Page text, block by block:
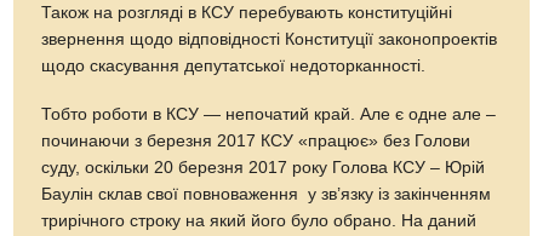
Також на розгляді в КСУ перебувають конституційні
звернення щодо відповідності Конституції законопроектів
щодо скасування депутатської недоторканності.
Тобто роботи в КСУ — непочатий край. Але є одне але –
починаючи з березня 2017 КСУ «працює» без Голови
суду, оскільки 20 березня 2017 року Голова КСУ – Юрій
Баулін склав свої повноваження у зв’язку із закінченням
трирічного строку на який його було обрано. На даний